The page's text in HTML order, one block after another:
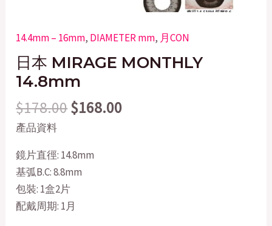
14.4mm – 16mm, DIAMETER mm, 月CON
日本 MIRAGE MONTHLY
14.8mm
$178.00$168.00
產品資料
鏡片直徑: 14.8mm
基弧B.C: 8.8mm
包裝: 1盒2片
配戴周期: 1月